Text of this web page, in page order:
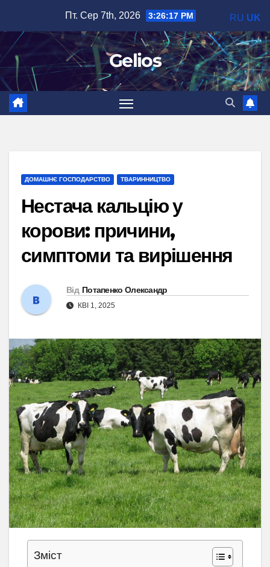
вмісту
Пт. Сер 7th, 2026 3:26:19 PM
Gelios
ДОМАШНЄ ГОСПОДАРСТВО ТВАРИННИЦТВО
Нестача кальцію у
корови: причини,
симптоми та вирішення
Від Потапенко Олександр
КВІ 1, 2025
Зміст
RU UK